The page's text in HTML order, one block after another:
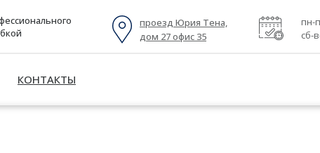
КОНТАКТЫ
пн-
сб-
проезд Юрия Тена,
дом 27 офис 35